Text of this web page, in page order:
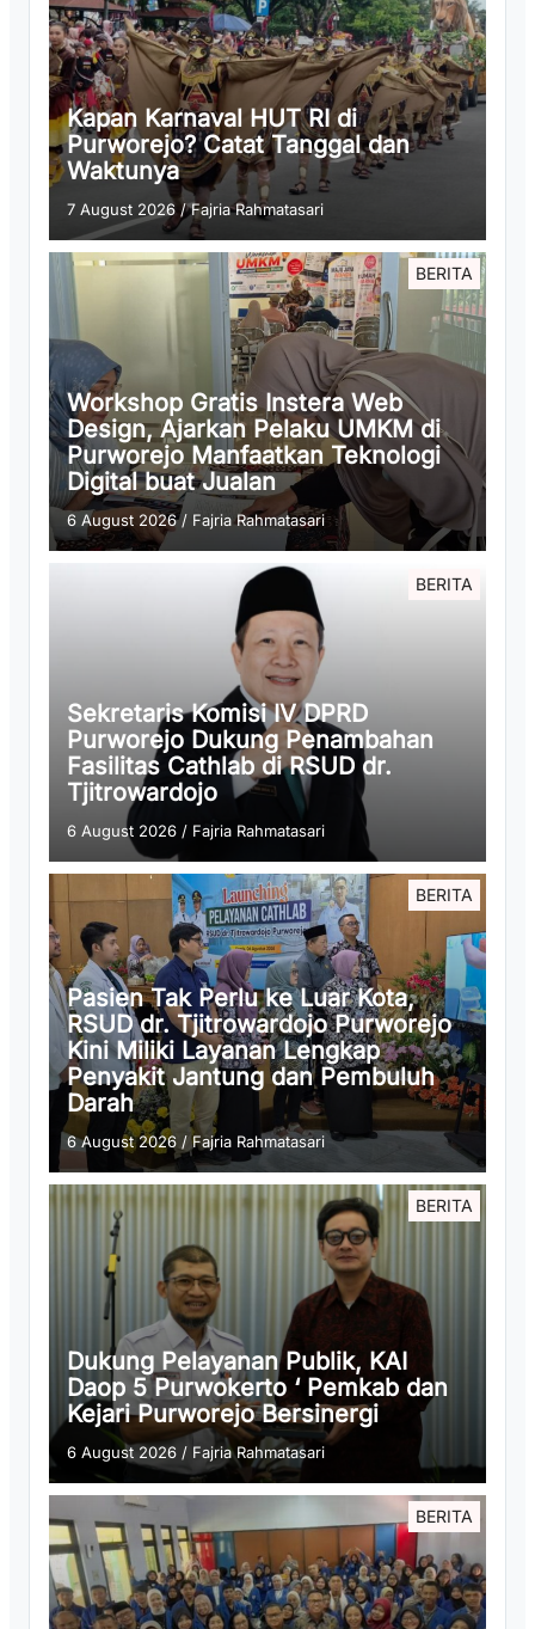
Kapan Karnaval HUT RI di
Purworejo? Catat Tanggal dan
Waktunya
7 August 2026 /Fajria Rahmatasari
BERITA
Workshop Gratis Instera Web
Design, Ajarkan Pelaku UMKM di
Purworejo Manfaatkan Teknologi
Digital buat Jualan
6 August 2026/ Fajria Rahmatasari
BERITA
Sekretaris Komisi IV DPRD
Purworejo Dukung Penambahan
Fasilitas Cathlab di RSUD dr.
Tjitrowardojo
6 August 2026 / Fajria Rahmatasari
BERITA
Pasien Tak Perlu ke Luar Kota,
RSUD dr. Tjitrowardojo Purworejo
Kini Miliki Layanan Lengkap
Penyakit Jantung dan Pembuluh
Darah
6 August 2026 /Fajria Rahmatasari
BERITA
Dukung Pelayanan Publik, KAI
Daop 5 Purwokerto ‘ Pemkab dan
Kejari Purworejo Bersinergi
6 August 2026 / Fajria Rahmatasari
BERITA